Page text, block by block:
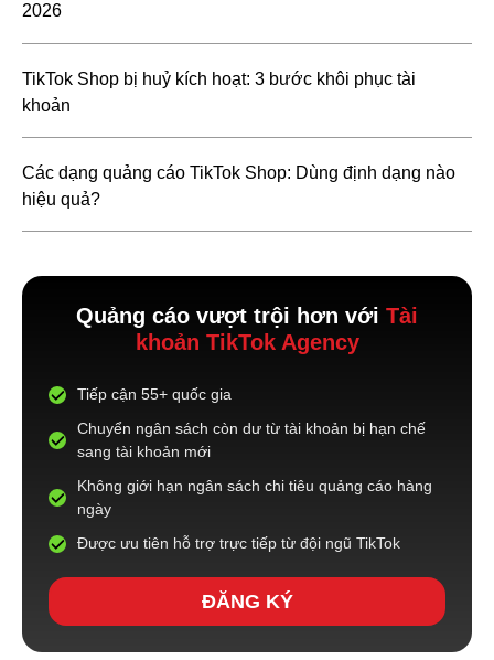
2026
TikTok Shop bị huỷ kích hoạt: 3 bước khôi phục tài
khoản
Các dạng quảng cáo TikTok Shop: Dùng định dạng nào
hiệu quả?
Quảng cáo vượt trội hơn với Tài
khoản TikTok Agency
Tiếp cận 55+ quốc gia
Chuyển ngân sách còn dư từ tài khoản bị hạn chế
sang tài khoản mới
Không giới hạn ngân sách chi tiêu quảng cáo hàng
ngày
Được ưu tiên hỗ trợ trực tiếp từ đội ngũ TikTok
ĐĂNG KÝ